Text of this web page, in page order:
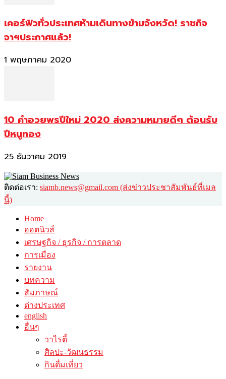
เคอร์ฟิวทั่วประเทศห้ามเดินทางข้ามจังหวัด! ราชกิจ
จาฯประกาศแล้ว!
1 พฤษภาคม 2020
10 คำอวยพรปีใหม่ 2020 ส่งความหมายดีๆ ต้อนรับ
ปีหนูทอง
25 ธันวาคม 2019
ติดต่อเรา: siamb.news@gmail.com (ส่งข่าวประชาสัมพันธ์ที่เมล
นี้)
Home
ฮอตนิวส์
เศรษฐกิจ / ธุรกิจ / การตลาด
การเมือง
รายงาน
บทความ
สัมภาษณ์
ต่างประเทศ
english
อื่นๆ
วาไรตี้
ศิลปะ-วัฒนธรรม
กินดื่มเที่ยว